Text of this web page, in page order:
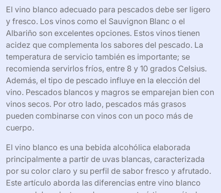
El vino blanco adecuado para pescados debe ser ligero
y fresco. Los vinos como el Sauvignon Blanc o el
Albariño son excelentes opciones. Estos vinos tienen
acidez que complementa los sabores del pescado. La
temperatura de servicio también es importante; se
recomienda servirlos fríos, entre 8 y 10 grados Celsius.
Además, el tipo de pescado influye en la elección del
vino. Pescados blancos y magros se emparejan bien con
vinos secos. Por otro lado, pescados más grasos
pueden combinarse con vinos con un poco más de
cuerpo.
El vino blanco es una bebida alcohólica elaborada
principalmente a partir de uvas blancas, caracterizada
por su color claro y su perfil de sabor fresco y afrutado.
Este artículo aborda las diferencias entre vino blanco